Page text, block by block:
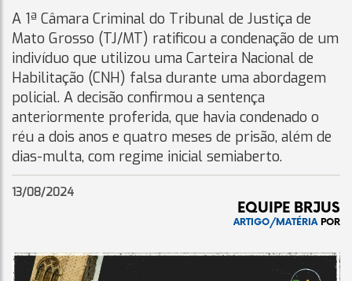
A 1ª Câmara Criminal do Tribunal de Justiça de
Mato Grosso (TJ/MT) ratificou a condenação de um
indivíduo que utilizou uma Carteira Nacional de
Habilitação (CNH) falsa durante uma abordagem
policial. A decisão confirmou a sentença
anteriormente proferida, que havia condenado o
réu a dois anos e quatro meses de prisão, além de
dias-multa, com regime inicial semiaberto.
13/08/2024
EQUIPE BRJUS
ARTIGO/MATÉRIAPOR